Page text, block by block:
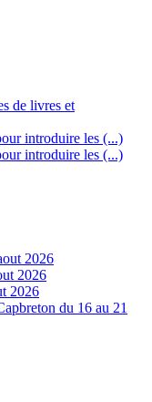
de livres et
introduire les (...)
introduire les (...)
2026
2026
2026
du 16 au 21